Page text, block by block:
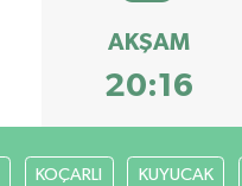
AKŞAM
20:16
KOÇARLI KUYUCAK